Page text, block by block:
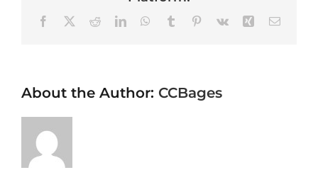
FacebookRedditLinkedInWhatsApp
TumblrPinterest
Vk XingEmail
About the Author: CCBages